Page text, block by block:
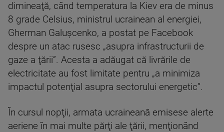
dimineaţă, când temperatura la Kiev era de minus
8 grade Celsius, ministrul ucrainean al energiei,
Gherman Galuşcenko, a postat pe Facebook
despre un atac rusesc „asupra infrastructurii de
gaze a ţării”. Acesta a adăugat că livrările de
electricitate au fost limitate pentru „a minimiza
impactul potenţial asupra sectorului energetic”.
În cursul nopţii, armata ucraineană emisese alerte
aeriene în mai multe părţi ale ţării, menţionând